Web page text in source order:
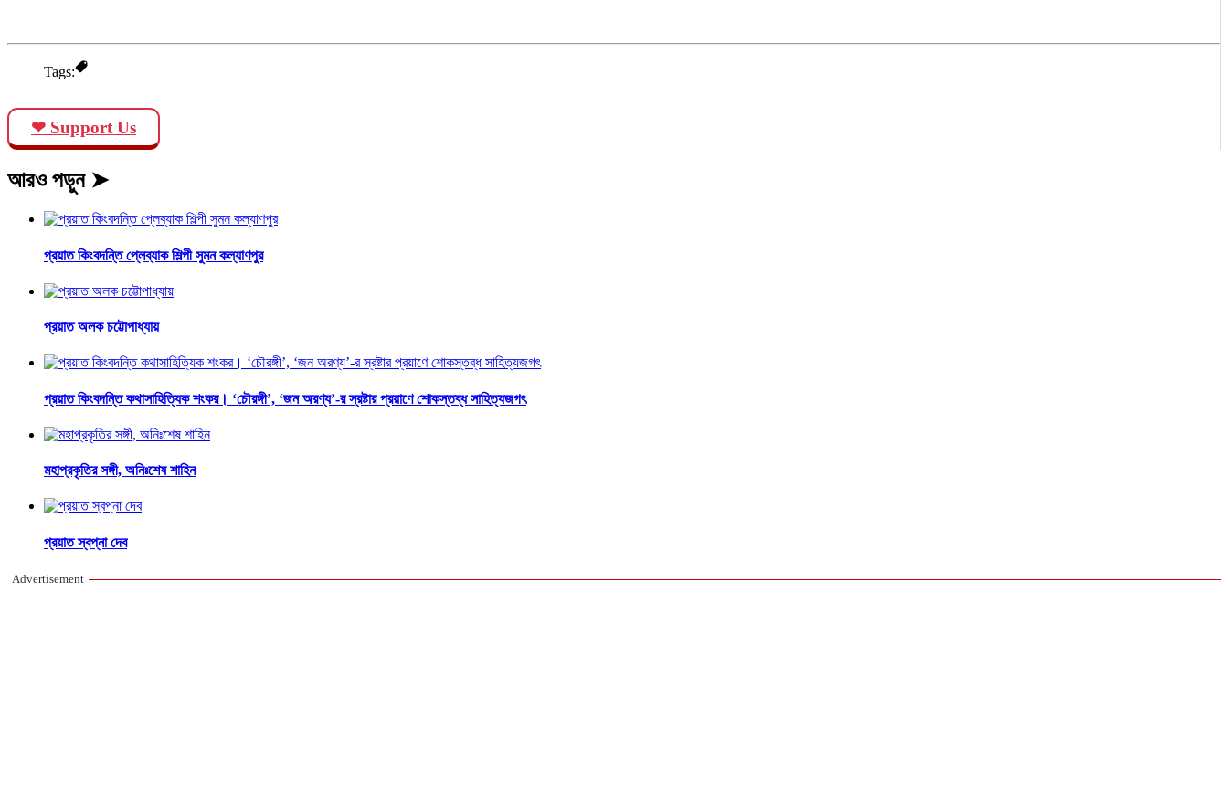
Tags:
❤ Support Us
আরও পড়ুন ➤
প্রয়াত কিংবদন্তি প্লেব্যাক শিল্পী সুমন কল্যাণপুর
প্রয়াত অলক চট্টোপাধ্যায়
প্রয়াত কিংবদন্তি কথাসাহিত্যিক শংকর। ‘চৌরঙ্গী’, ‘জন অরণ্য’-র স্রষ্টার প্রয়াণে শোকস্তব্ধ সাহিত্যজগৎ
মহাপ্রকৃতির সঙ্গী, অনিঃশেষ শাহিন
প্রয়াত স্বপ্না দেব
Advertisement